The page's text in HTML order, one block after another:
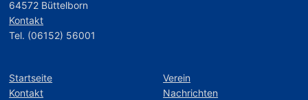
64572 Büttelborn
Kontakt
Tel. (06152) 56001
Startseite
Kontakt
Verein
Nachrichten